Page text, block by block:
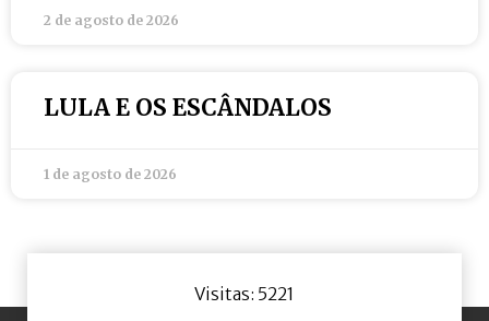
2 de agosto de 2026
LULA E OS ESCÂNDALOS
1 de agosto de 2026
Visitas: 5221